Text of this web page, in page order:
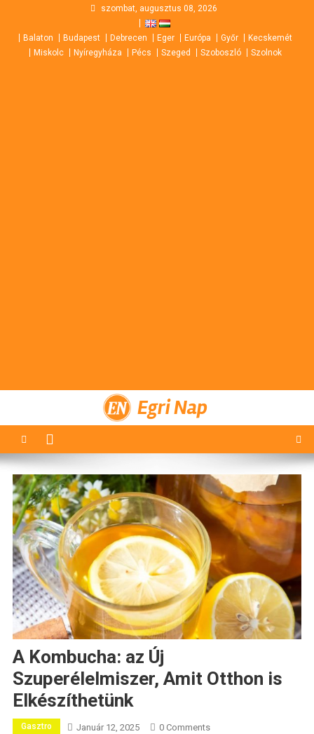
content
szombat, augusztus 08, 2026
Balaton Budapest Debrecen Eger Európa Győr
Kecskemét
Miskolc
Nyíregyháza Pécs Szeged Szoboszló Szolnok
Egri Nap
A Kombucha: az Új
Szuperélelmiszer, Amit Otthon is
Elkészíthetünk
Gasztro Január 12, 2025 0 Comments